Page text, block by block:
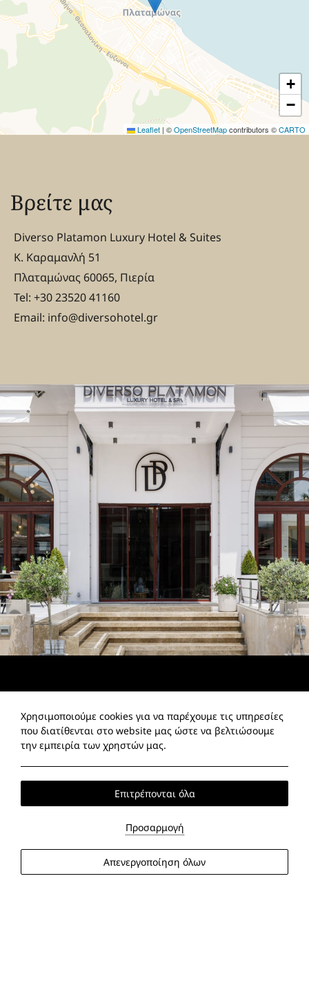
+
−
Leaflet | ©OpenStreetMapcontributors ©CARTO
Βρείτε μας
Diverso Platamon Luxury Hotel & Suites
Κ. Καραμανλή 51
Πλαταμώνας 60065, Πιερία
Tel: +30 23520 41160
Email: info@diversohotel.gr
Επικοινωνία
Κ. Καραμανλή 51, 60065 Πλαταμώνας, Πιερία
M +30 6989790000
Viber/Watts app +30 6989790000
Links
Χρησιμοποιούμε cookies για να παρέχουμε τις υπηρεσίες
που διατίθενται στο website μας ώστε να βελτιώσουμε
την εμπειρία των χρηστών μας.
Επιτρέπονται όλα
Προσαρμογή
Απενεργοποίηση όλων